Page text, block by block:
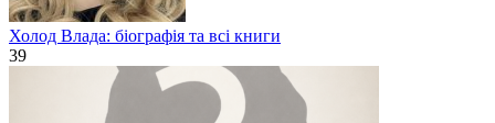
Холод Влада: біографія та всі книги
39